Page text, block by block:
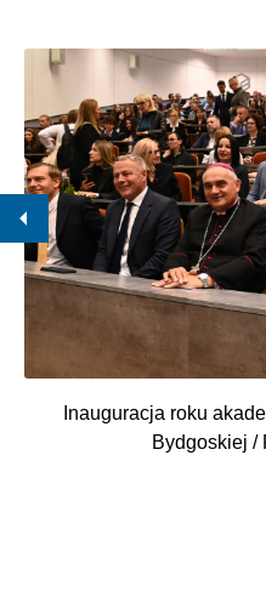
Inauguracja roku
Bydgoskiej /